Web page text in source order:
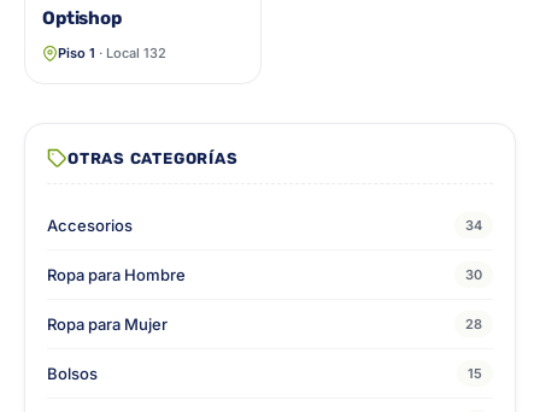
Optishop
Piso 1 · Local 132
OTRAS CATEGORÍAS
Accesorios 34
Ropa para Hombre 30
Ropa para Mujer 28
Bolsos 15